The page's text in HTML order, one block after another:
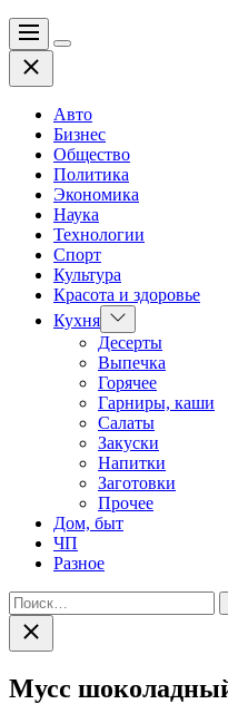
Меню
Цвет
Закрыть
Авто
Бизнес
Общество
Политика
Экономика
Наука
Технологии
Спорт
Культура
Красота и здоровье
Кухня Показать
подменю
Десерты
Выпечка
Горячее
Гарниры, каши
Салаты
Закуски
Напитки
Заготовки
Прочее
Дом, быт
ЧП
Разное
Найти:
Закрыть
поиск
Мусс